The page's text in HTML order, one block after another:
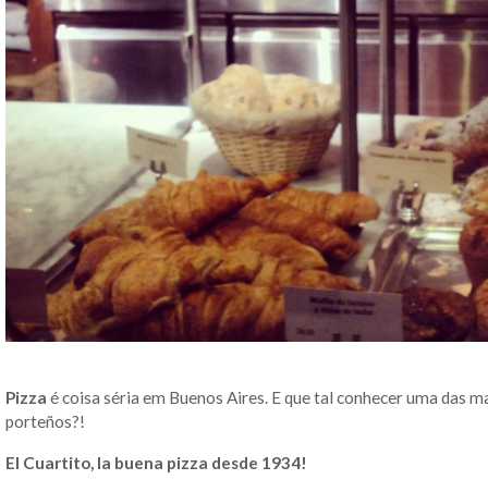
Pizza é coisa séria em Buenos Aires. E que tal conhecer uma das
porteños?!
El Cuartito, la buena pizza desde 1934!